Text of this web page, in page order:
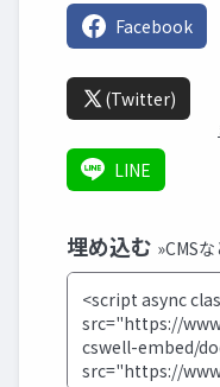
Facebook
(Twitter)
LINE
埋め込む »CMS